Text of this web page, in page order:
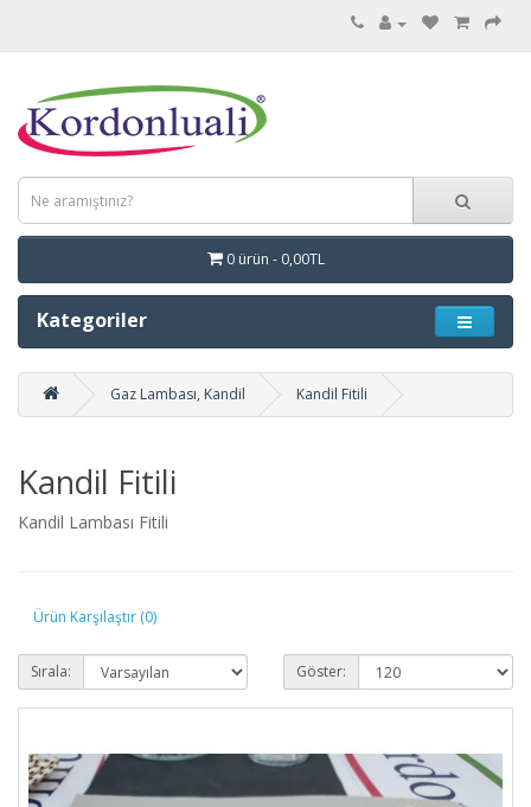
0 ürün - 0,00TL
Kategoriler
Gaz Lambası, Kandil Kandil Fitili
Kandil Fitili
Kandil Lambası Fitili
Ürün Karşılaştır (0)
Sırala: Göster: